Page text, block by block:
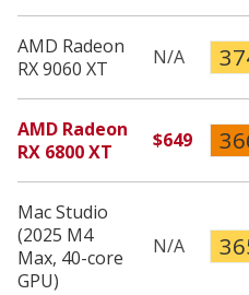
AMD Radeon
RX 9060 XT
N/A
AMD Radeon
RX 6800 XT
$649
Mac Studio
(2025 M4
Max, 40-core
GPU)
N/A